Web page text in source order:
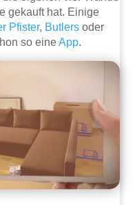
gekauft hat. Einige
Pfister, Butlers oder
so eineApp.